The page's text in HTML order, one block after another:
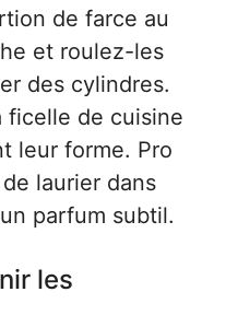
de farce au
et roulez-les
des cylindres.
ficelle de cuisine
leur forme. Pro
laurier dans
parfum subtil.
les